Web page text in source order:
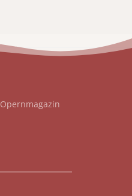
Opernmagazin